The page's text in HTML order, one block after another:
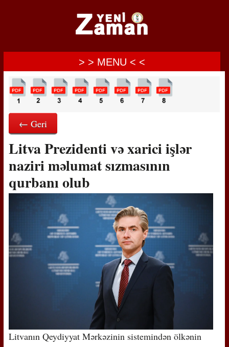
> > MENU < <
← Geri
Litva Prezidenti və xarici işlər
naziri məlumat sızmasının
qurbanı olub
Litvanın Qeydiyyat Mərkəzinin sistemindən ölkənin